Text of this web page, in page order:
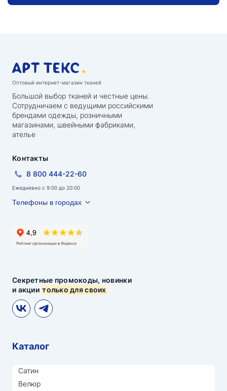
Оптовый интернет-магазин тканей
Большой выбор тканей и честные цены.
Сотрудничаем с ведущими российскими
брендами одежды, розничными
магазинами, швейными фабриками,
ателье
Секретные промокоды, новинки
и акциитолько для своих
Контакты
8 800 444-22-60
Ежедневно с 9:00 до 20:00
Телефоны в городах
Каталог
Сатин
Велюр